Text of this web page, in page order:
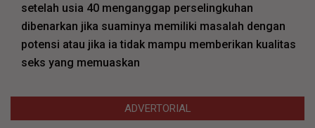
setelah usia 40 menganggap perselingkuhan
dibenarkan jika suaminya memiliki masalah dengan
potensi atau jika ia tidak mampu memberikan kualitas
seks yang memuaskan
ADVERTORIAL